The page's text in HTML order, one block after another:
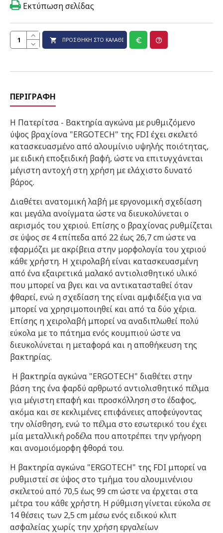
ΠΡΟΣΘΉΚΗ ΣΤΟ ΚΑΛΆΘΙ
Εκτύπωση σελίδας
ΠΕΡΙΓΡΑΦΉ
Η Πατερίτσα - Βακτηρία αγκώνα με ρυθμιζόμενο
ύψος βραχίονα "ERGOTECH" της FDI έχει σκελετό
κατασκευασμένο από αλουμίνιο υψηλής ποιότητας,
με ειδική εποξειδική βαφή, ώστε να επιτυγχάνεται
μέγιστη αντοχή στη χρήση με ελάχιστο δυνατό
βάρος.
Διαθέτει ανατομική λαβή με εργονομική σχεδίαση
και μεγάλα ανοίγματα ώστε να διευκολύνεται ο
αερισμός του χεριού. Επίσης ο βραχίονας ρυθμίζεται
σε ύψος σε 4 επίπεδα από 22 έως 26,7 cm ώστε να
εφαρμόζει με ακρίβεια στην μορφολογία του χεριού
κάθε χρήστη. Η χειρολαβή είναι κατασκευασμένη
από ένα εξαιρετικά μαλακό αντιολισθητικό υλικό
που μπορεί να βγει και να αντικατασταθεί όταν
φθαρεί, ενώ η σχεδίαση της είναι αμφιδέξια για να
μπορεί να χρησιμοποιηθεί και από τα δύο χέρια.
Επίσης η χειρολαβή μπορεί να αναδιπλωθεί πολύ
εύκολα με το πάτημα ενός κουμπιού ώστε να
διευκολύνεται η μεταφορά και η αποθήκευση της
βακτηρίας.
Η βακτηρία αγκώνα "ERGOTECH" διαθέτει στην
βάση της ένα φαρδύ αρθρωτό αντιολισθητικό πέλμα
για μέγιστη επαφή και προσκόλληση στο έδαφος,
ακόμα και σε κεκλιμένες επιφάνειες αποφεύγοντας
την ολίσθηση, ενώ το πέλμα στο εσωτερικό του έχει
μία μεταλλική ροδέλα που αποτρέπει την γρήγορη
και ανομοιόμορφη φθορά του.
Η βακτηρία αγκώνα "ERGOTECH" της FDI μπορεί να
ρυθμιστεί σε ύψος στο τμήμα του αλουμινένιου
σκελετού από 70,5 έως 99 cm ώστε να έρχεται στα
μέτρα του κάθε χρήστη. Η ρύθμιση γίνεται εύκολα σε
14 θέσεις των 2,5 cm μέσω ενός ειδικού κλιπ
ασφαλείας χωρίς την χρήση εργαλείων